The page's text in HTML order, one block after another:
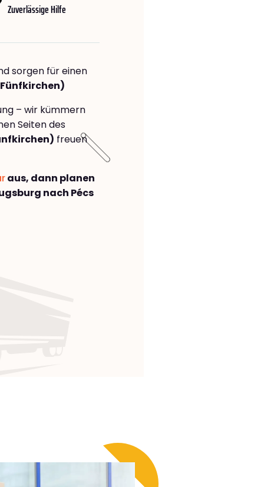
Zuverlässige Hilfe
sorgen für einen
– wir kümmern
Seiten des
freuen
aus, dann planen
nach Pécs